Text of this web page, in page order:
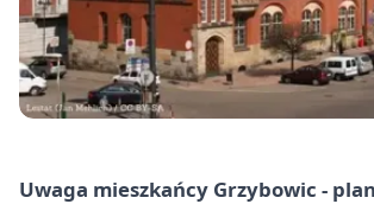
Uwaga mieszkańcy Grzybowic -